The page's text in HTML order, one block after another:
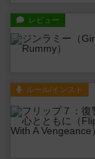
レビュー
ルール/インスト